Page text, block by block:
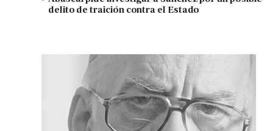
delito de traición contra el Estado